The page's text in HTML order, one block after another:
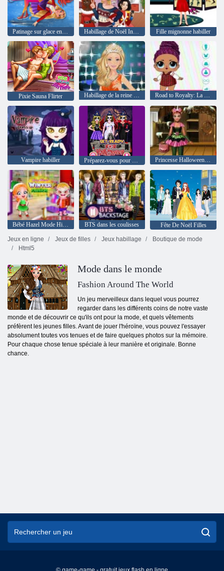
Patinage sur glace en hiver Habillage de Noël Instagirls Fille mignonne habiller
Pixie Sauna Flirter Habillage de la reine du bal s'habille Road to Royalty: La bataille des poupées
Vampire habiller Préparez-vous pour Halloween Princesse Halloween Party
Bébé Hazel Mode Hiver BTS dans les coulisses
Fête De Noël Filles
Jeux en ligne
Jeux de filles Jeux habillage
Boutique de mode
Html5
Mode dans le monde
Fashion Around The World
Un jeu merveilleux dans lequel vous pourrez
regarder dans les différents coins de notre vaste
monde et de découvrir ce qu'ils ont pour la mode, et quels vêtements
préfèrent les jeunes filles. Avant de jouer l'héroïne, vous pouvez l'essayer
absolument toutes vos tenues et de faire quelques photos sur la mémoire.
Pour chaque chose tenue spéciale à leur manière et originale. Bonne
chance.